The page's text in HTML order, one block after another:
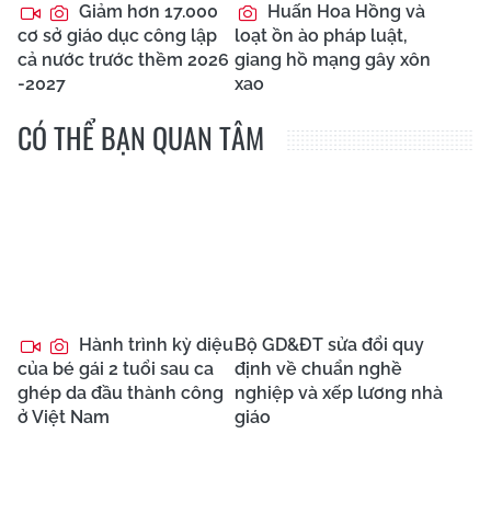
Giảm hơn 17.000
cơ sở giáo dục công lập
cả nước trước thềm 2026
-2027
Huấn Hoa Hồng và
loạt ồn ào pháp luật,
giang hồ mạng gây xôn
xao
CÓ THỂ BẠN QUAN TÂM
Hành trình kỳ diệu
của bé gái 2 tuổi sau ca
ghép da đầu thành công
ở Việt Nam
Bộ GD&ĐT sửa đổi quy
định về chuẩn nghề
nghiệp và xếp lương nhà
giáo